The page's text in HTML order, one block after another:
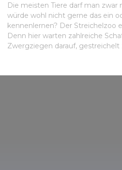
Die meisten Tiere darf man zwar
würde wohl nicht gerne das ein
kennenlernen? Der Streichelzoo
Denn hier warten zahlreiche
Zwergziegen darauf, gestreichelt